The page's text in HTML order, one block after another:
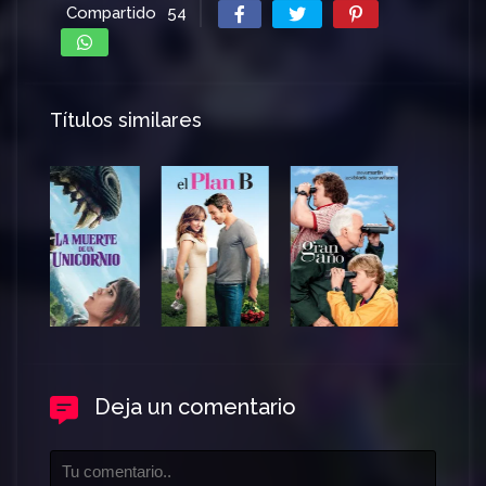
Compartido 54
Títulos similares
Deja un comentario